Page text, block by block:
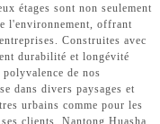
étages sont non seulement
l'environnement, offrant
Construites avec
durabilité et longévité
de nos
dans divers paysages et
urbains comme pour les